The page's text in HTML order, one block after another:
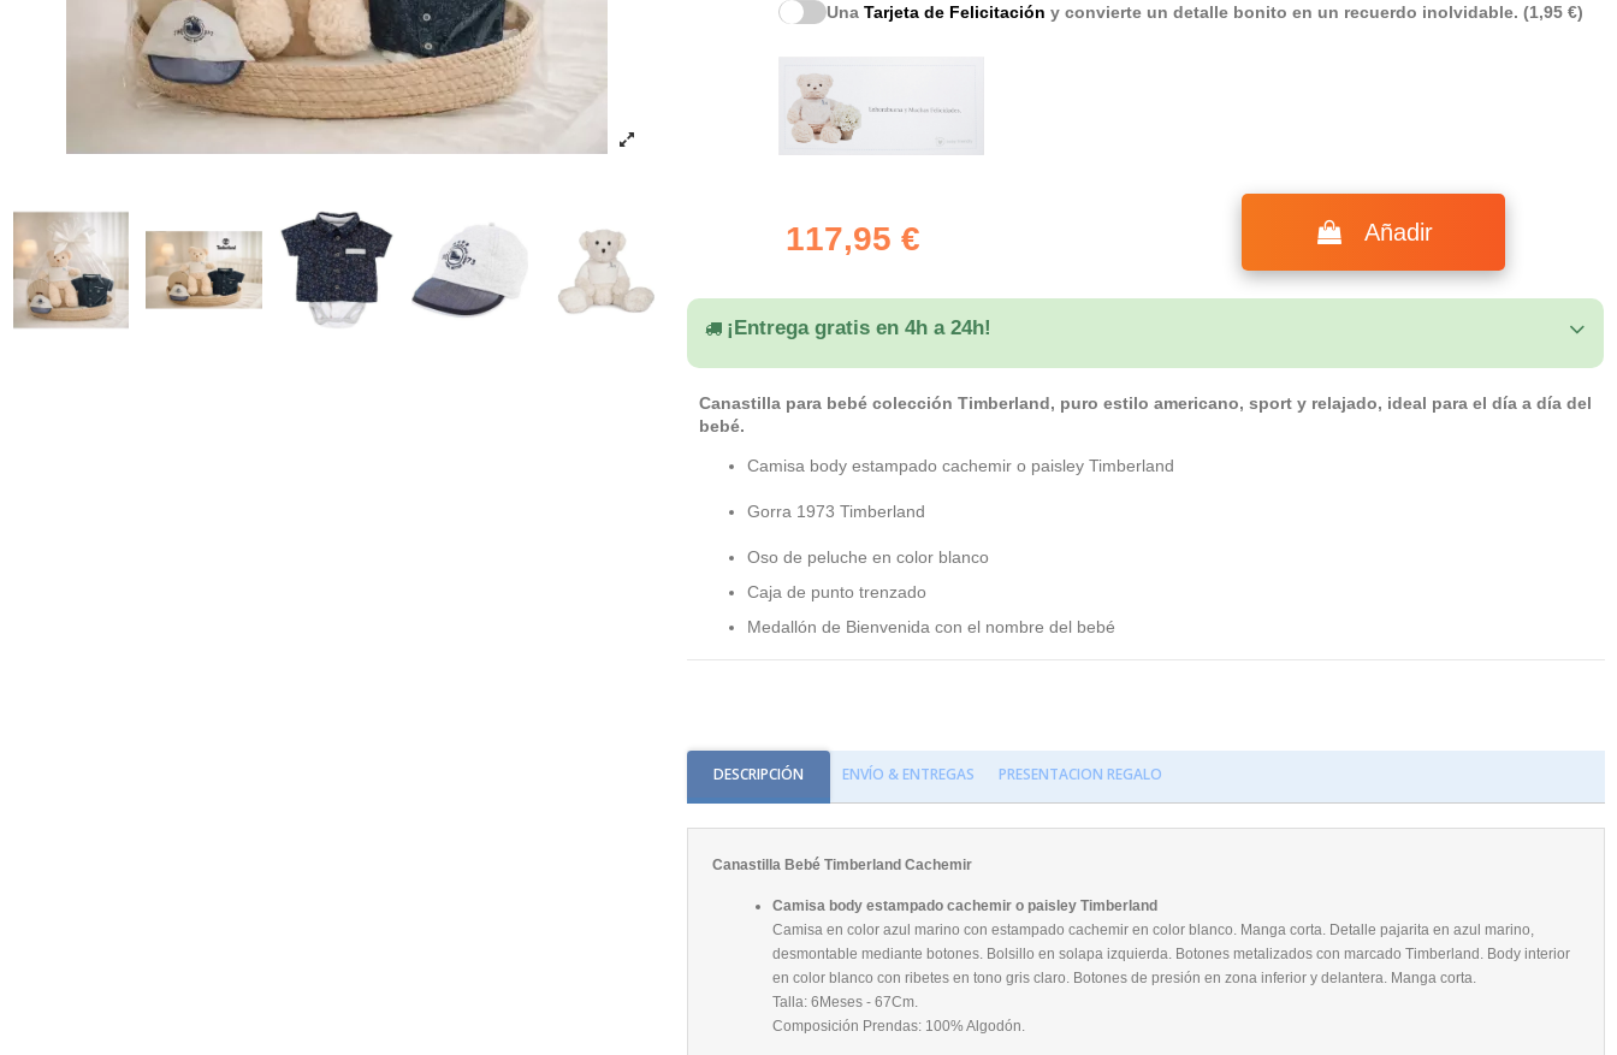
Una Tarjeta de Felicitación y convierte un detalle bonito en un recuerdo inolvidable. (1,95 €)
117,95 € Añadir
¡Entrega gratis en 4h a 24h!
Canastilla para bebé colección Timberland, puro estilo americano, sport y relajado, ideal para el día a día del
bebé.
Camisa body estampado cachemir o paisley Timberland
Gorra 1973 Timberland
Oso de peluche en color blanco
Caja de punto trenzado
Medallón de Bienvenida con el nombre del bebé
DESCRIPCIÓN ENVÍO & ENTREGAS PRESENTACION REGALO
Canastilla Bebé Timberland Cachemir
Camisa body estampado cachemir o paisley Timberland
Camisa en color azul marino con estampado cachemir en color blanco. Manga corta. Detalle pajarita en azul marino,
desmontable mediante botones. Bolsillo en solapa izquierda. Botones metalizados con marcado Timberland. Body interior
en color blanco con ribetes en tono gris claro. Botones de presión en zona inferior y delantera. Manga corta.
Talla: 6Meses - 67Cm.
Composición Prendas: 100% Algodón.